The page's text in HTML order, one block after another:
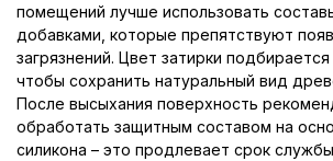
помещений лучше использовать
добавками, которые препятствуют
загрязнений. Цвет затирки подбирается
чтобы сохранить натуральный вид
После высыхания поверхность
обработать защитным составом на
силикона – это продлевает срок